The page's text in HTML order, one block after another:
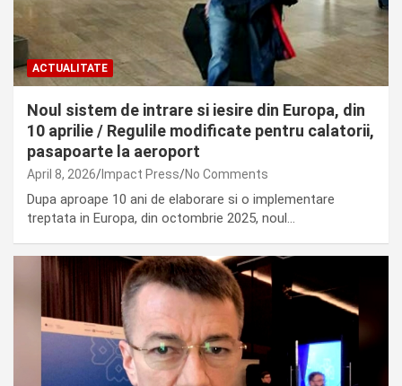
ACTUALITATE
Noul sistem de intrare si iesire din Europa, din
10 aprilie / Regulile modificate pentru calatorii,
pasapoarte la aeroport
April 8, 2026 Impact Press No Comments
Dupa aproape 10 ani de elaborare si o implementare
treptata in Europa, din octombrie 2025, noul…